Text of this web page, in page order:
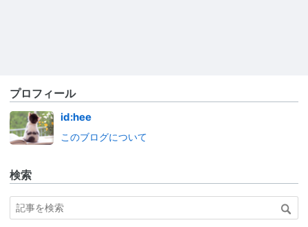
プロフィール
id:hee
このブログについて
検索